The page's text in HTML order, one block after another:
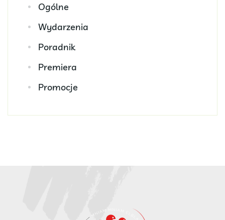
Ogólne
Wydarzenia
Poradnik
Premiera
Promocje